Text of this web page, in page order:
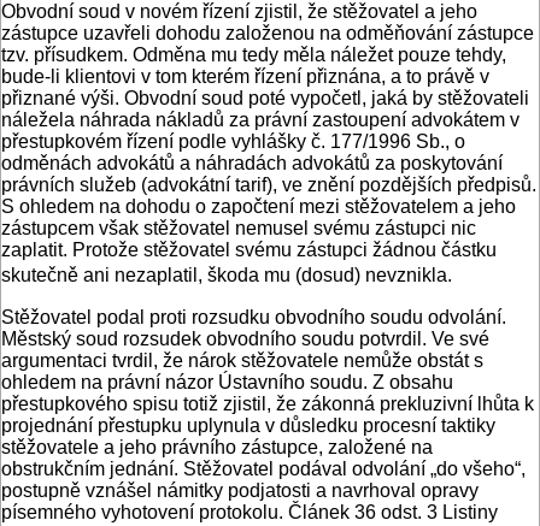
Obvodní soud v novém řízení zjistil, že stěžovatel a jeho
zástupce uzavřeli dohodu založenou na odměňování zástupce
tzv. přísudkem. Odměna mu tedy měla náležet pouze tehdy,
bude-li klientovi v tom kterém řízení přiznána, a to právě v
přiznané výši. Obvodní soud poté vypočetl, jaká by stěžovateli
náležela náhrada nákladů za právní zastoupení advokátem v
přestupkovém řízení podle vyhlášky č. 177/1996 Sb., o
odměnách advokátů a náhradách advokátů za poskytování
právních služeb (advokátní tarif), ve znění pozdějších předpisů.
S ohledem na dohodu o započtení mezi stěžovatelem a jeho
zástupcem však stěžovatel nemusel svému zástupci nic
zaplatit. Protože stěžovatel svému zástupci žádnou částku
skutečně ani nezaplatil, škoda mu (dosud) nevznikla.
Stěžovatel podal proti rozsudku obvodního soudu odvolání.
Městský soud rozsudek obvodního soudu potvrdil. Ve své
argumentaci tvrdil, že nárok stěžovatele nemůže obstát s
ohledem na právní názor Ústavního soudu. Z obsahu
přestupkového spisu totiž zjistil, že zákonná prekluzivní lhůta k
projednání přestupku uplynula v důsledku procesní taktiky
stěžovatele a jeho právního zástupce, založené na
obstrukčním jednání. Stěžovatel podával odvolání „do všeho“,
postupně vznášel námitky podjatosti a navrhoval opravy
písemného vyhotovení protokolu. Článek 36 odst. 3 Listiny